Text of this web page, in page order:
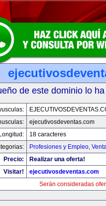
de este dominio lo
ejecutivosdeventas.com
Longitud:
18 caracteres
Profesiones y Empleo,
Precio:
Realizar una oferta!
Visitar!
ejecutivosdeventas.com
Serán consideradas